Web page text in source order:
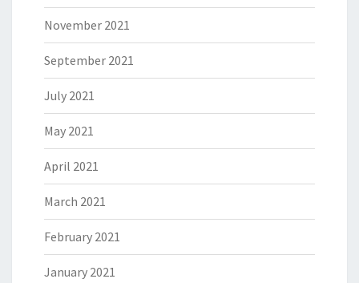
November 2021
September 2021
July 2021
May 2021
April 2021
March 2021
February 2021
January 2021